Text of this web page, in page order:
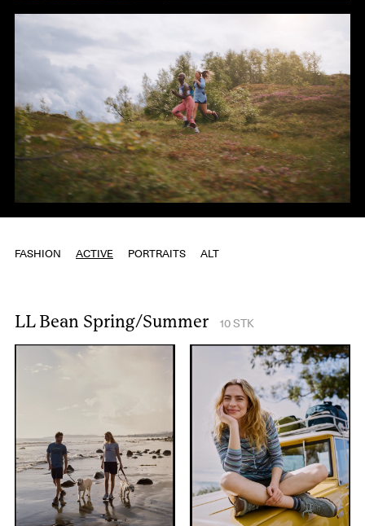
FASHION ACTIVE PORTRAITS ALT
LL Bean Spring/Summer 10STK